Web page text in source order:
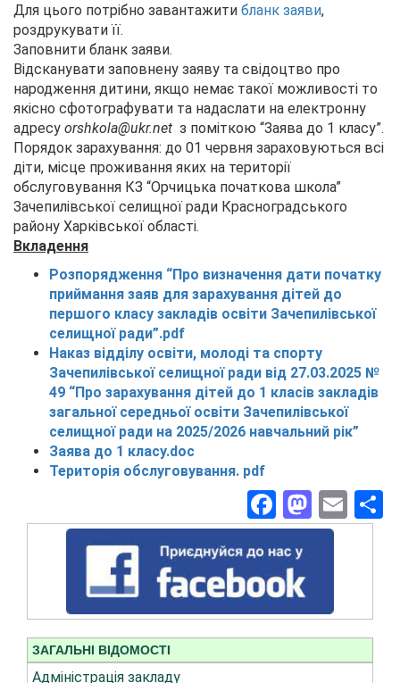
Для цього потрібно завантажити бланк заяви,
роздрукувати її.
Заповнити бланк заяви.
Відсканувати заповнену заяву та свідоцтво про
народження дитини, якщо немає такої можливості то
якісно сфотографувати та надаслати на електронну
адресу orshkola@ukr.net з поміткою “Заява до 1 класу”.
Порядок зарахування: до 01 червня зараховуються всі
діти, місце проживання яких на території
обслуговування КЗ “Орчицька початкова школа”
Зачепилівської селищної ради Красноградського
району Харківської області.
Вкладення
Розпорядження “Про визначення дати початку
приймання заяв для зарахування дітей до
першого класу закладів освіти Зачепилівської
селищної ради”.pdf
Наказ відділу освіти, молоді та спорту
Зачепилівської селищної ради від 27.03.2025 №
49 “Про зарахування дітей до 1 класів закладів
загальної середньої освіти Зачепилівської
селищної ради на 2025/2026 навчальний рік”
Заява до 1 класу.doc
Територія обслуговування. pdf
Facebook
ЗАГАЛЬНІ ВІДОМОСТІ
Адміністрація закладу